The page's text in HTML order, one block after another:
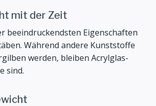
mit der Zeit
beeindruckendsten Eigenschaften
Während andere Kunststoffe
werden, bleiben Acrylglas-
sind.